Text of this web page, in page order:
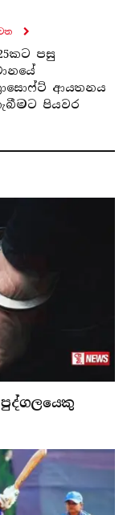
පසු
ආයතනය
පියවර